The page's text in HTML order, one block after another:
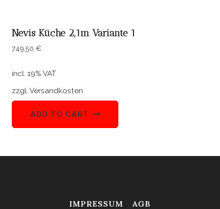
Nevis Küche 2,1m Variante 1
749,50 €
incl. 19% VAT
zzgl. Versandkosten
ADD TO CART
IMPRESSUM
AGB